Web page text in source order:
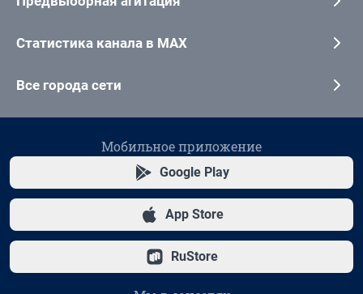
Статистика канала в MAX
Все города сети
Мобильное приложение
Google Play
App Store
RuStore